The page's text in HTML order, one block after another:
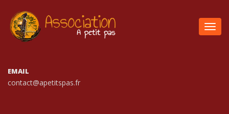
EMAIL
contact@apetitspas.fr